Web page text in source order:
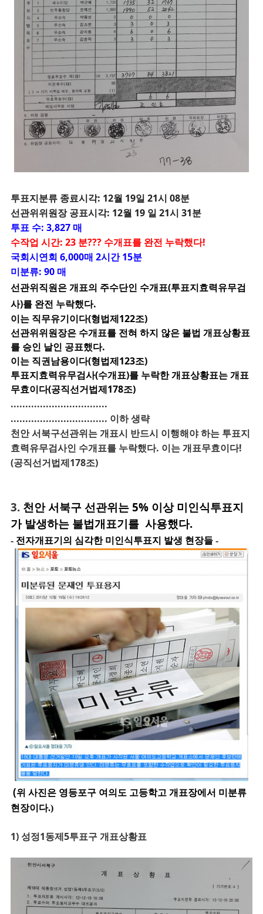
투표지분류 종료시각: 12월 19일 21시 08분
선관위위원장 공표시각: 12월 19 일 21시 31분
투표 수: 3,827 매
수작업 시간: 23 분??? 수개표를 완전 누락했다!
국회시연회 6,000매 2시간 15분
미분류: 90 매
선관위직원은 개표의 주수단인 수개표(투표지효력유무검
사)를 완전 누락했다.
이는 직무유기이다(형법제122조)
선관위위원장은 수개표를 전혀 하지 않은 불법 개표상황표
를 승인 날인 공표했다.
이는 직권남용이다(형법제123조)
투표지효력유무검사(수개표)를 누락한 개표상황표는 개표
무효이다(공직선거법제178조)
.................................
................................. 이하 생략
천안 서북구선관위는 개표시 반드시 이행해야 하는 투표지
효력유무검사인 수개표를 누락했다. 이는 개표무효이다!
(공직선거법제178조)
3. 천안 서북구 선관위는 5% 이상 미인식투표지
가 발생하는 불법개표기를 사용했다.
- 전자개표기의 심각한 미인식투표지 발생 현장들 -
(위 사진은 영등포구 여의도 고등학고 개표장에서 미분류
현장이다.)
1) 성정1동제5투표구 개표상황표